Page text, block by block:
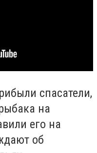
спасатели,
на
его на
об